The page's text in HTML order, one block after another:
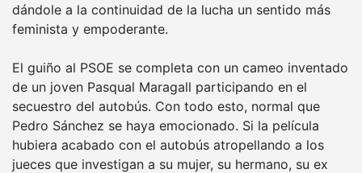
dándole a la continuidad de la lucha un sentido más
feminista y empoderante.
El guiño al PSOE se completa con un cameo inventado
de un joven Pasqual Maragall participando en el
secuestro del autobús. Con todo esto, normal que
Pedro Sánchez se haya emocionado. Si la película
hubiera acabado con el autobús atropellando a los
jueces que investigan a su mujer, su hermano, su ex